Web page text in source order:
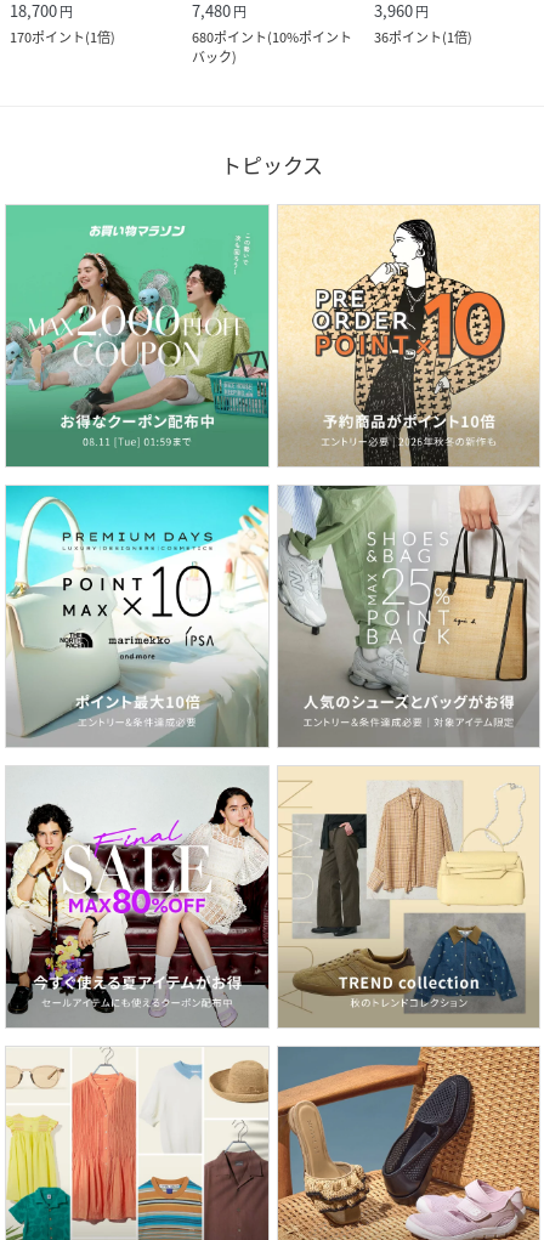
18,700円
170ポイント(1倍)
7,480円
680ポイント(10%ポイント
バック)
3,960円
36ポイント(1倍)
トピックス